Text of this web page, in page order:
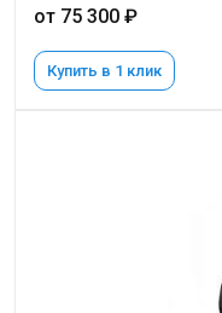
от 75 300 ₽
Купить в 1 клик